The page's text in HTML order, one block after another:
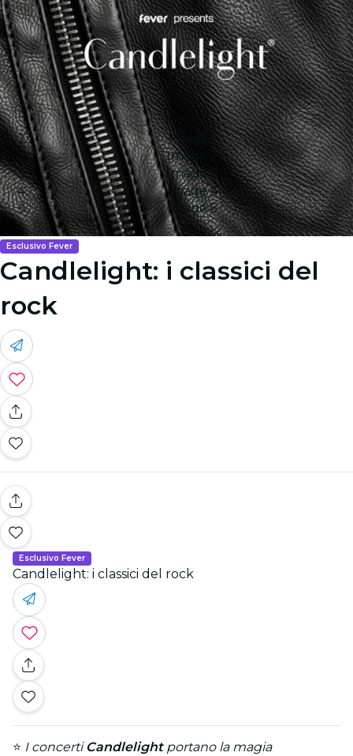
Image 1
Image 2
Image 3
Image 4
Image 5
Esclusivo Fever
Candlelight: i classici del
rock
Esclusivo Fever
Candlelight: i classici del rock
⭐ I concerti Candlelightportano la magia